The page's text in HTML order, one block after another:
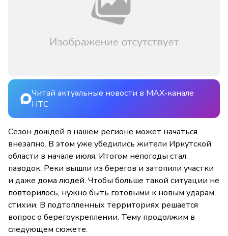
Читай актуальные новости в MAX-канале
НТС
Сезон дождей в нашем регионе может начаться
внезапно. В этом уже убедились жители Иркутской
области в начале июля. Итогом непогоды стал
паводок. Реки вышли из берегов и затопили участки
и даже дома людей. Чтобы больше такой ситуации не
повторилось, нужно быть готовыми к новым ударам
стихии. В подтопленных территориях решается
вопрос о берегоукреплении. Тему продолжим в
следующем сюжете.